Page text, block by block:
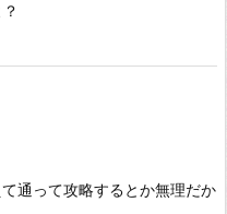
通って攻略するとか無理だか